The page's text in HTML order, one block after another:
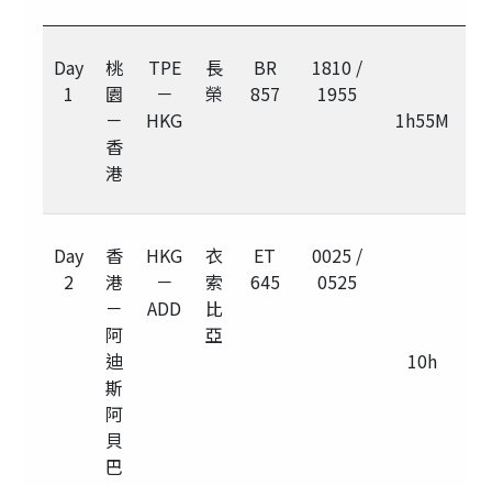
Day
1
桃
園
－
香
港
TPE
－
HKG
長
榮
BR
857
1810 /
1955
1h55M
Day
2
香
港
－
阿
迪
斯
阿
貝
巴
HKG
－
ADD
衣
索
比
亞
ET
645
0025 /
0525
10h